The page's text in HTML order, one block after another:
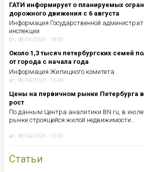
ГАТИ информирует о планируемых
дорожного движения с 6 августа
Информация Государственной
инспекции
вт, 08/04/2026 - 18:00
Около 1,3 тысяч петербургских семей
от города с начала года
Информация Жилищного комитета
вт, 08/04/2026 - 15:00
Цены на первичном рынке Петербурга
рост
По данным Центра аналитики BN.ru, в июле
рынке строящейся жилой недвижимости…
вт, 08/04/2026 - 12:00
Статьи